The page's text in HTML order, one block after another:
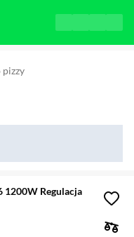
pizzy
1200W Regulacja